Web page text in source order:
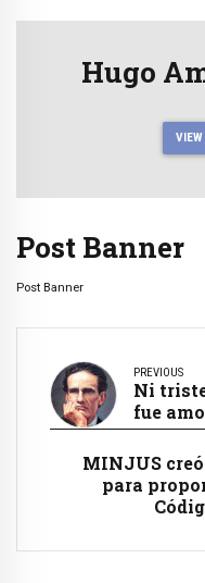
Hugo
Post Banner
Post Banner
PREVIOUS
Ni
fue
MINJUS
para